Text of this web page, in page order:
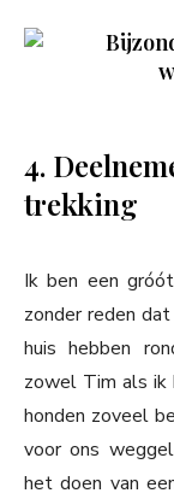
4.
trekking
Ik ben een
zonder reden
huis hebben
zowel Tim als ik
honden zoveel
voor ons
het doen van